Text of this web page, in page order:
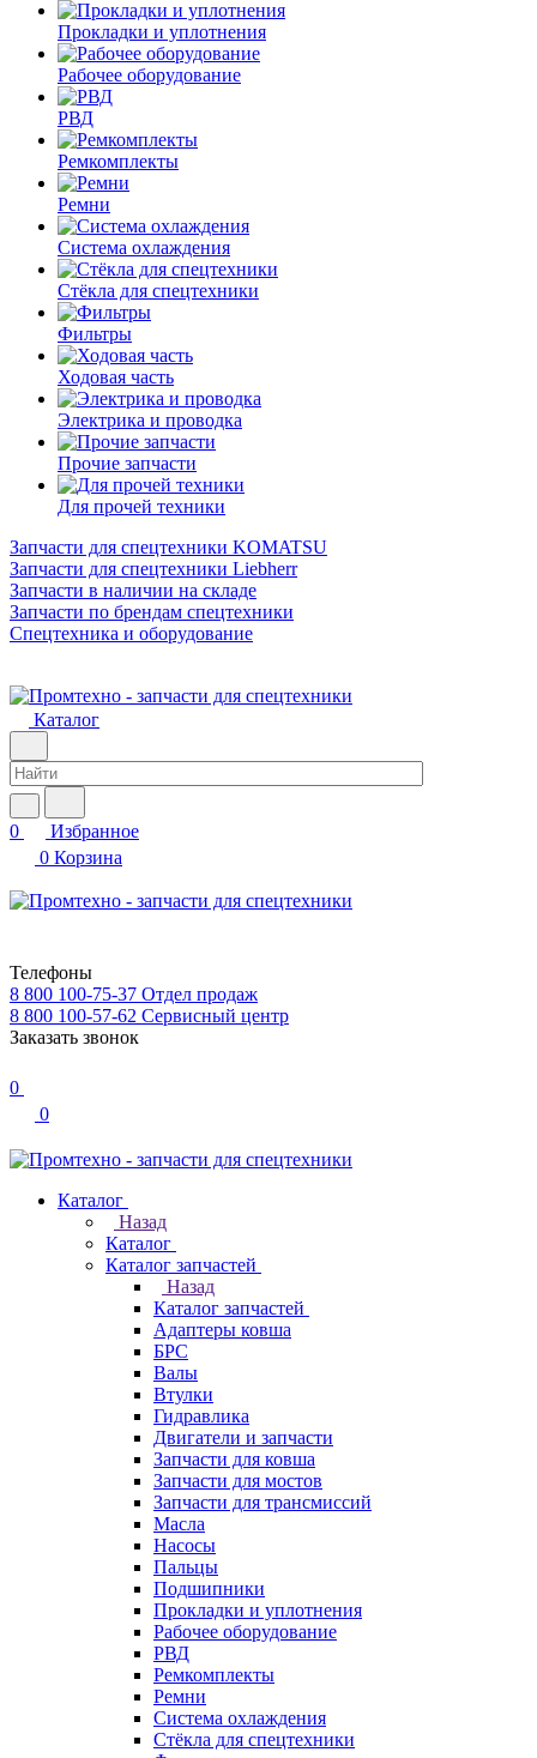
Прокладки и уплотнения
Рабочее оборудование
РВД
Ремкомплекты
Ремни
Система охлаждения
Стёкла для спецтехники
Фильтры
Ходовая часть
Электрика и проводка
Прочие запчасти
Для прочей техники
Запчасти для спецтехники KOMATSU
Запчасти для спецтехники Liebherr
Запчасти в наличии на складе
Запчасти по брендам спецтехники
Спецтехника и оборудование
Каталог
0
Избранное
0 Корзина
Телефоны
8 800 100-75-37 Отдел продаж
8 800 100-57-62 Сервисный центр
Заказать звонок
0
0
Каталог
Назад
Каталог
Каталог запчастей
Назад
Каталог запчастей
Адаптеры ковша
БРС
Валы
Втулки
Гидравлика
Двигатели и запчасти
Запчасти для ковша
Запчасти для мостов
Запчасти для трансмиссий
Масла
Насосы
Пальцы
Подшипники
Прокладки и уплотнения
Рабочее оборудование
РВД
Ремкомплекты
Ремни
Система охлаждения
Стёкла для спецтехники